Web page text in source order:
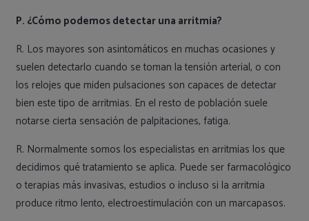
P. ¿Cómo podemos detectar una arritmia?
R. Los mayores son asintomáticos en muchas ocasiones y
suelen detectarlo cuando se toman la tensión arterial, o con
los relojes que miden pulsaciones son capaces de detectar
bien este tipo de arritmias. En el resto de población suele
notarse cierta sensación de palpitaciones, fatiga.
R. Normalmente somos los especialistas en arritmias los que
decidimos qué tratamiento se aplica. Puede ser farmacológico
o terapias más invasivas, estudios o incluso si la arritmia
produce ritmo lento, electroestimulación con un marcapasos.